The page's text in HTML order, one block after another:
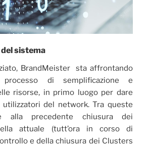
sistema
BrandMeister sta affrontando
di semplificazione e
risorse, in primo luogo per dare
utilizzatori del network. Tra queste
alla precedente chiusura dei
attuale (tutt’ora in corso di
e della chiusura dei Clusters